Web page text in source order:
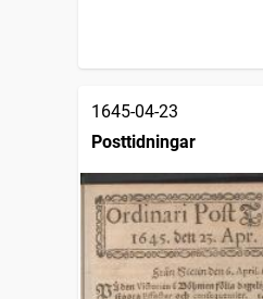
1645-04-23
Posttidningar